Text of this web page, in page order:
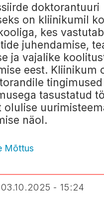
doktorantuuri
on kliinikumil
kes vastutab
juhendamise,
ja vajalike
eest. Kliinikum
tingimused
tasustatud
olulise
näol.
Mõttus
03.10.2025 - 15:24